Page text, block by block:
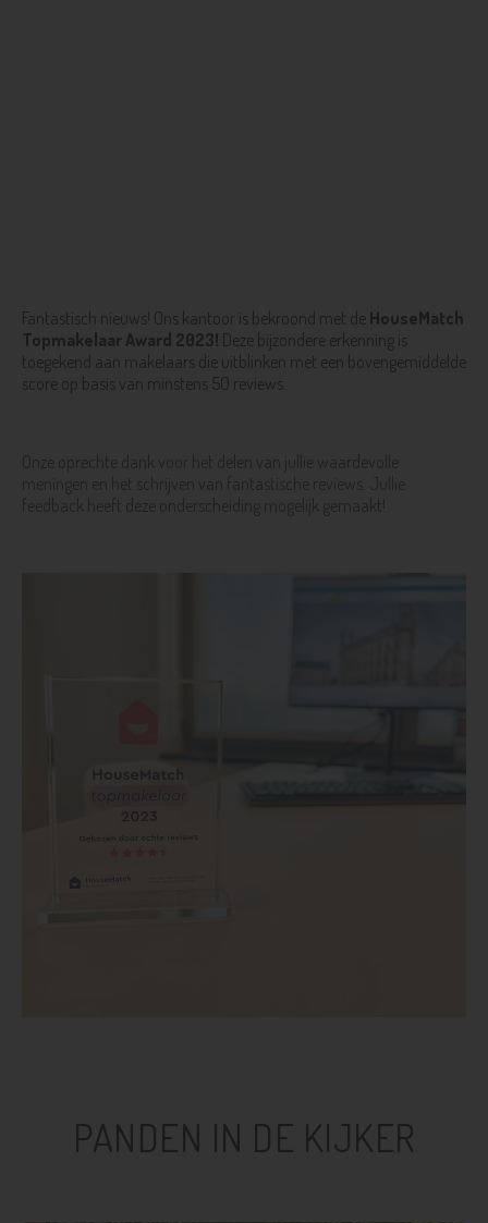
Fantastisch nieuws! Ons kantoor is bekroond met de HouseMatch
Topmakelaar Award 2023! Deze bijzondere erkenning is
toegekend aan makelaars die uitblinken met een bovengemiddelde
score op basis van minstens 50 reviews.
Onze oprechte dank voor het delen van jullie waardevolle
meningen en het schrijven van fantastische reviews. Jullie
feedback heeft deze onderscheiding mogelijk gemaakt!
PANDEN IN DE KIJKER